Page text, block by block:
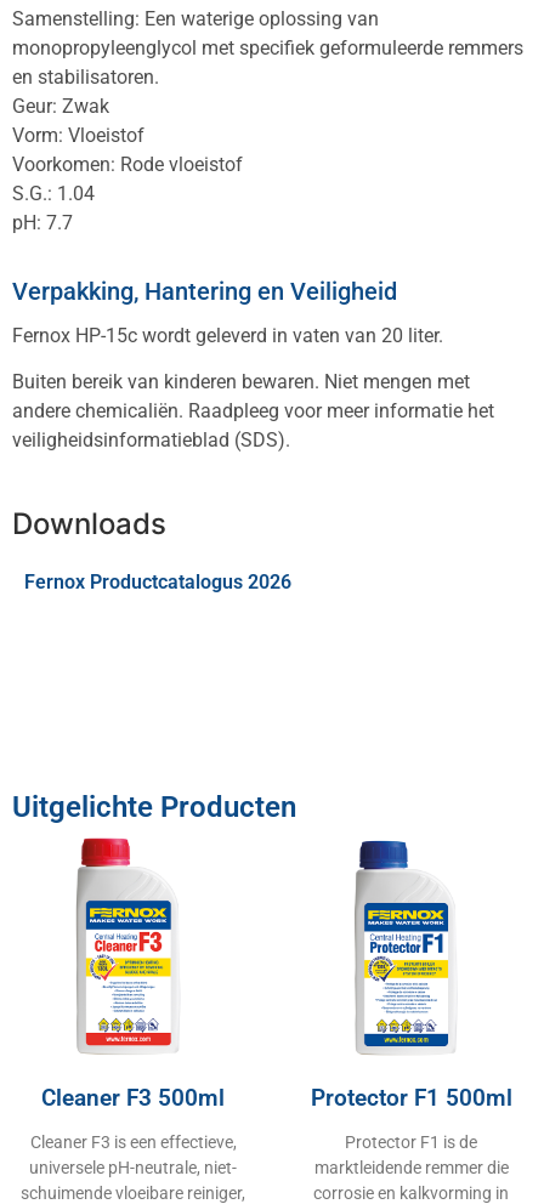
Samenstelling: Een waterige oplossing van
monopropyleenglycol met specifiek geformuleerde remmers
en stabilisatoren.
Geur: Zwak
Vorm: Vloeistof
Voorkomen: Rode vloeistof
S.G.: 1.04
pH: 7.7
Verpakking, Hantering en Veiligheid
Fernox HP-15c wordt geleverd in vaten van 20 liter.
Buiten bereik van kinderen bewaren. Niet mengen met
andere chemicaliën. Raadpleeg voor meer informatie het
veiligheidsinformatieblad (SDS).
Downloads
Fernox Productcatalogus 2026
Uitgelichte Producten
Cleaner F3 500ml
Cleaner F3 is een effectieve,
universele pH-neutrale, niet-
schuimende vloeibare reiniger,
Protector F1 500ml
Protector F1 is de
marktleidende remmer die
corrosie en kalkvorming in